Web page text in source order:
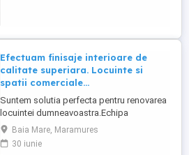
Efectuam finisaje interioare de
calitate superiara. Locuinte si
spatii comerciale...
Suntem solutia perfecta pentru renovarea
locuintei dumneavoastra.Echipa
profesionista oferim servicii de inalta
calitate.Oferim si cerem seriozitate.
Baia Mare, Maramures
30 iunie